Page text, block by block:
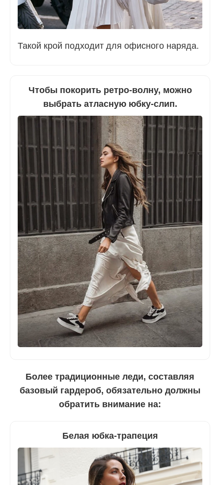
Такой крой подходит для офисного наряда.
Чтобы покорить ретро-волну, можно
выбрать атласную юбку-слип.
Более традиционные леди, составляя
базовый гардероб, обязательно должны
обратить внимание на:
Белая юбка-трапеция